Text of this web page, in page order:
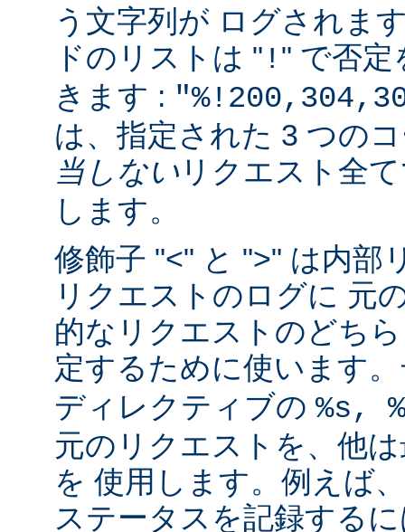
う文字列が ログされま
ドのリストは " ! " で否定
きます :
は、指定された 3 つの
当しない リクエスト全
します。
修飾子 "<" と ">" は内部
リクエストのログに 元
的なリクエストのどち
定するために使います
ディレクティブの %s,
元のリクエストを、他
を 使用します。例えば
ステータスを記録する